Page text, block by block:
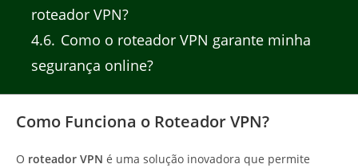
roteador VPN?
4.6 Como o roteador VPN garante minha
segurança online?
Como Funciona o Roteador VPN?
O roteador VPN é uma solução inovadora que permite